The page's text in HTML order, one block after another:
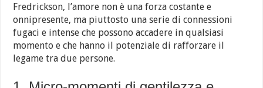
Fredrickson, l’amore non è una forza costante e
onnipresente, ma piuttosto una serie di connessioni
fugaci e intense che possono accadere in qualsiasi
momento e che hanno il potenziale di rafforzare il
legame tra due persone.